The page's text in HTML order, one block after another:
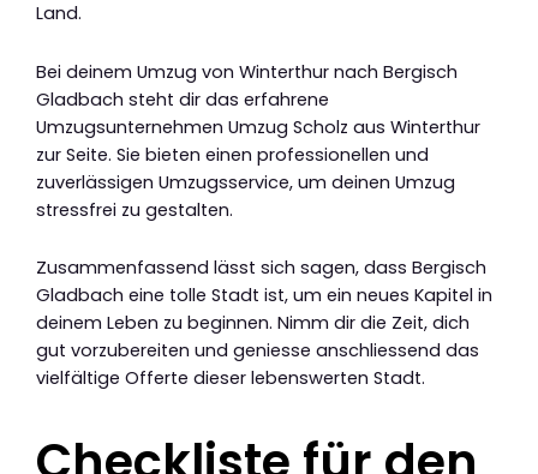
Land.
Bei deinem Umzug von Winterthur nach Bergisch
Gladbach steht dir das erfahrene
Umzugsunternehmen Umzug Scholz aus Winterthur
zur Seite. Sie bieten einen professionellen und
zuverlässigen Umzugsservice, um deinen Umzug
stressfrei zu gestalten.
Zusammenfassend lässt sich sagen, dass Bergisch
Gladbach eine tolle Stadt ist, um ein neues Kapitel in
deinem Leben zu beginnen. Nimm dir die Zeit, dich
gut vorzubereiten und geniesse anschliessend das
vielfältige Offerte dieser lebenswerten Stadt.